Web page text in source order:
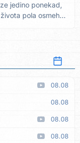
jedino ponekad,
pola osmeh
08.08
08.08
08.08
08.08